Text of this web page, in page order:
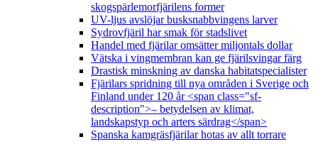
skogspärlemorfjärilens former
UV-ljus avslöjar busksnabbvingens larver
Sydrovfjäril har smak för stadslivet
Handel med fjärilar omsätter miljontals dollar
Vätska i vingmembran kan ge fjärilsvingar färg
Drastisk minskning av danska habitatspecialister
Fjärilars spridning till nya områden i Sverige och
Finland under 120 år <span class="sf-
description">– betydelsen av klimat,
landskapstyp och arters särdrag</span>
Spanska kamgräsfjärilar hotas av allt torrare